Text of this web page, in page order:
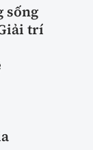
sống
trí